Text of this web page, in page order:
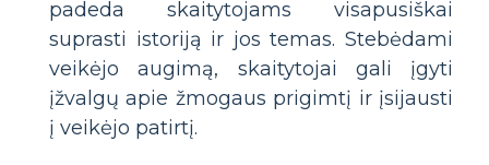
padeda skaitytojams visapusiškai
suprasti istoriją ir jos temas. Stebėdami
veikėjo augimą, skaitytojai gali įgyti
įžvalgų apie žmogaus prigimtį ir įsijausti
į veikėjo patirtį.